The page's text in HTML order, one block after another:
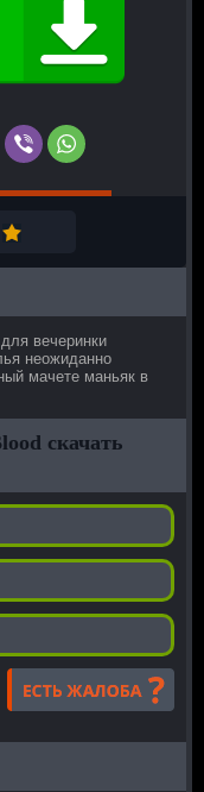
вечеринки
неожиданно
мачете маньяк в
скачать